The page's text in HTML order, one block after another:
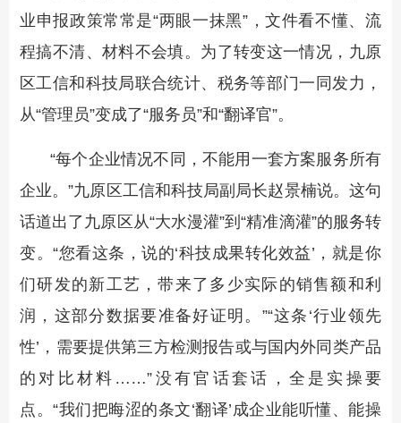
业申报政策常常是“两眼一抹黑”，文件看不懂、流
程搞不清、材料不会填。为了转变这一情况，九原
区工信和科技局联合统计、税务等部门一同发力，
从“管理员”变成了“服务员”和“翻译官”。
“每个企业情况不同，不能用一套方案服务所有
企业。”九原区工信和科技局副局长赵景楠说。这句
话道出了九原区从“大水漫灌”到“精准滴灌”的服务转
变。“您看这条，说的‘科技成果转化效益’，就是你
们研发的新工艺，带来了多少实际的销售额和利
润，这部分数据要准备好证明。”“这条‘行业领先
性’，需要提供第三方检测报告或与国内外同类产品
的对比材料……”没有官话套话，全是实操要
点。“我们把晦涩的条文‘翻译’成企业能听懂、能操